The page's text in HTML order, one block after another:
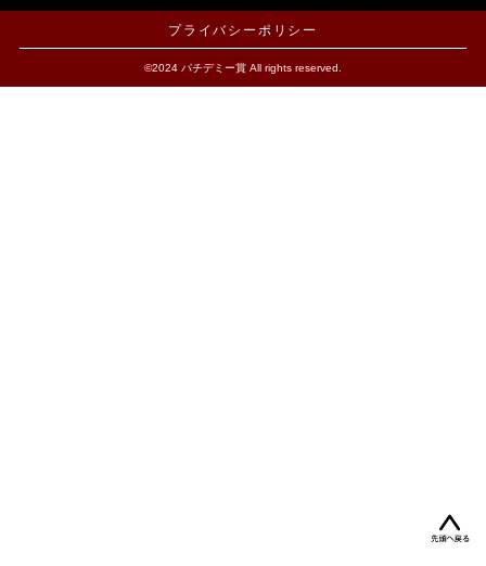
プライバシーポリシー
©2024 パチデミー賞 All rights reserved.